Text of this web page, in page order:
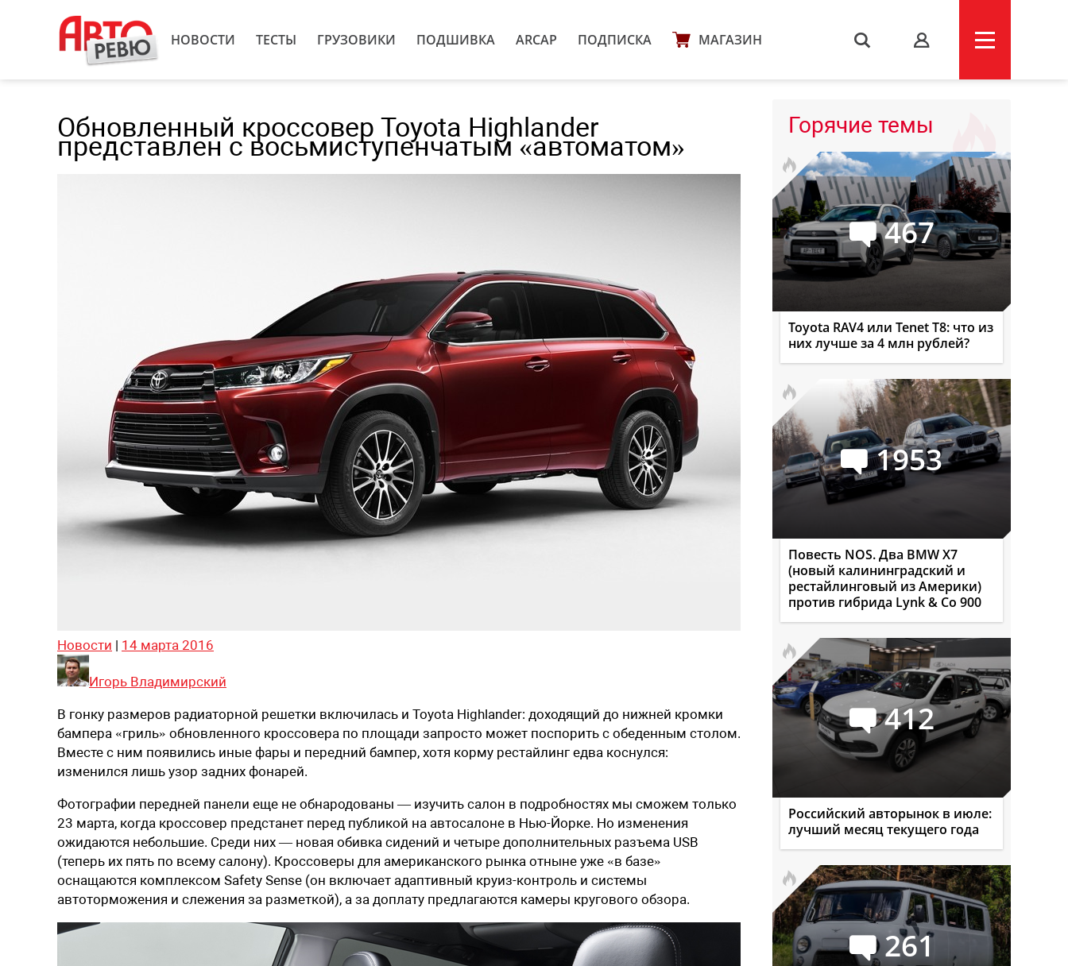
НОВОСТИ ТЕСТЫ ГРУЗОВИКИ ПОДШИВКА ARCAP ПОДПИСКА МАГАЗИН s
Обновленный кроссовер Toyota Highlander
представлен с восьмиступенчатым «автоматом»
Новости | 14 марта 2016
Игорь Владимирский
В гонку размеров радиаторной решетки включилась и Toyota Highlander: доходящий до нижней кромки
бампера «гриль» обновленного кроссовера по площади запросто может поспорить с обеденным столом.
Вместе с ним появились иные фары и передний бампер, хотя корму рестайлинг едва коснулся:
изменился лишь узор задних фонарей.
Фотографии передней панели еще не обнародованы — изучить салон в подробностях мы сможем только
23 марта, когда кроссовер предстанет перед публикой на автосалоне в Нью-Йорке. Но изменения
ожидаются небольшие. Среди них — новая обивка сидений и четыре дополнительных разъема USB
(теперь их пять по всему салону). Кроссоверы для американского рынка отныне уже «в базе»
оснащаются комплексом Safety Sense (он включает адаптивный круиз-контроль и системы
автоторможения и слежения за разметкой), а за доплату предлагаются камеры кругового обзора.
Горячие темы
467
Toyota RAV4 или Tenet T8: что из
них лучше за 4 млн рублей?
1953
Повесть NOS. Два BMW X7
(новый калининградский и
рестайлинговый из Америки)
против гибрида Lynk & Co 900
412
Российский авторынок в июле:
лучший месяц текущего года
261